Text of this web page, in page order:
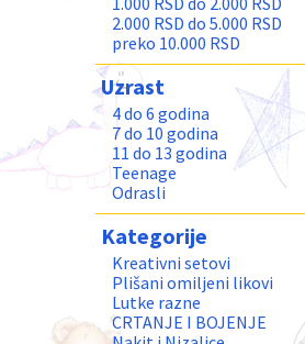
2.000 RSD do 5.000 RSD
preko 10.000 RSD
Uzrast
4 do 6 godina
7 do 10 godina
11 do 13 godina
Teenage
Odrasli
Kategorije
Kreativni setovi
Plišani omiljeni likovi
Lutke razne
CRTANJE I BOJENJE